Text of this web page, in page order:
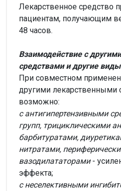
Лекарственное средство
пациентам, получающим
48 часов.
Взаимодействие с
средствами и другие
При совместном
другими лекарственными
возможно:
с антигипертензивными
групп, трициклическими
барбитуратами,
нитратами,
вазодилататорами-
эффекта;
с неселективными